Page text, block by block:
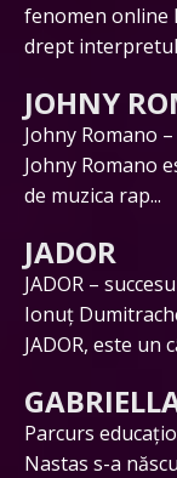
fenomen online
drept interpretul
JOHNY
Johny Romano
Johny Romano
de muzica rap...
JADOR
JADOR –
Ionuț
JADOR, este un
Parcurs
Nastas s-a